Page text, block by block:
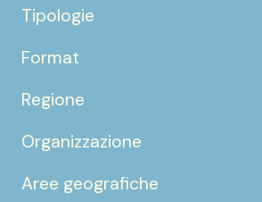
Tipologie
Format
Regione
Organizzazione
Aree geografiche